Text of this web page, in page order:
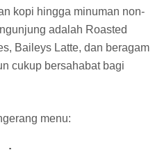
kopi hingga minuman non-
adalah Roasted
Baileys Latte, dan beragam
cukup bersahabat bagi
menu: